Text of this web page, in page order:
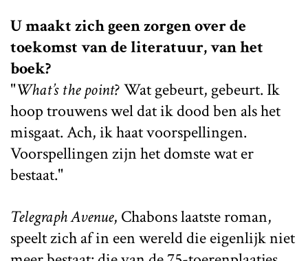
U maakt zich geen zorgen over de
toekomst van de literatuur, van het
boek?
"What’s the point? Wat gebeurt, gebeurt. Ik
hoop trouwens wel dat ik dood ben als het
misgaat. Ach, ik haat voorspellingen.
Voorspellingen zijn het domste wat er
bestaat."
Telegraph Avenue, Chabons laatste roman,
speelt zich af in een wereld die eigenlijk niet